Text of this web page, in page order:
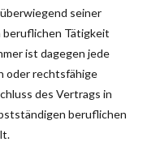
seiner
Tätigkeit
ist dagegen jede
oder rechtsfähige
des Vertrags in
beruflichen